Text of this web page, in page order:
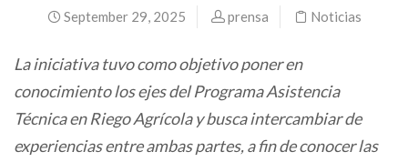
September 29, 2025 prensa Noticias
La iniciativa tuvo como objetivo poner en
conocimiento los ejes del Programa Asistencia
Técnica en Riego Agrícola y busca intercambiar de
experiencias entre ambas partes, a fin de conocer las